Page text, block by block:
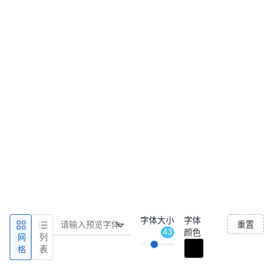
网
格
列
表
字体大小
43
字体
颜色
重置